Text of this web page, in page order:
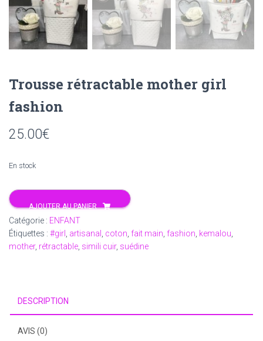
Trousse rétractable mother girl
fashion
25.00€
En stock
quantité
de
Trousse
rétractable
mother
AJOUTER AU PANIER
Catégorie : ENFANT
Étiquettes : #girl artisanal coton fait main fashion kemalou
mother, rétractable simili cuir, suédine
DESCRIPTION
AVIS (0)